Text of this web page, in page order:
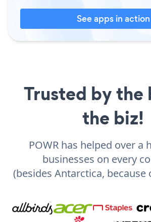
See apps in action
Trusted by the
the biz!
POWR has helped over a
businesses on every
(besides Antarctica, because